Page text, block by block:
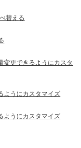
替える
変更できるようにカスタ
ようにカスタマイズ
ようにカスタマイズ